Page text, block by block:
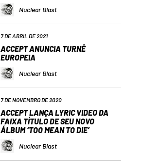
Nuclear Blast
7 DE ABRIL DE 2021
ACCEPT ANUNCIA TURNÊ
EUROPEIA
Nuclear Blast
7 DE NOVEMBRO DE 2020
ACCEPT LANÇA LYRIC VIDEO DA
FAIXA TÍTULO DE SEU NOVO
ÁLBUM ‘TOO MEAN TO DIE’
Nuclear Blast